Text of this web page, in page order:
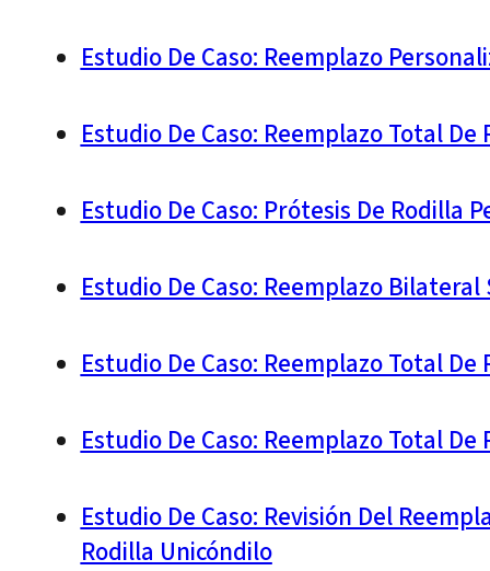
Estudio De Caso: Reemplazo
Estudio De Caso: Reemplazo Total
Estudio De Caso: Prótesis De Rodilla
Estudio De Caso: Reemplazo
Estudio De Caso: Reemplazo Total
Estudio De Caso: Reemplazo Total
Estudio De Caso: Revisión Del
Rodilla Unicóndilo